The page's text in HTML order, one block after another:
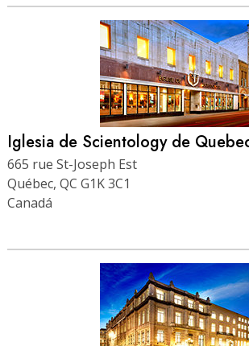
Iglesia de Scientology de
665 rue St-Joseph Est
Québec, QC G1K 3C1
Canadá